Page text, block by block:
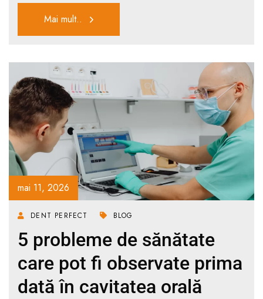
Mai mult..
mai 11, 2026
DENT PERFECT BLOG
5 probleme de sănătate
care pot fi observate prima
dată în cavitatea orală